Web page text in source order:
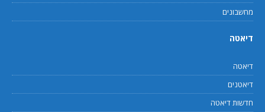
מחשבונים
דיאטה
דיאטה
דיאטנים
חדשות דיאטה